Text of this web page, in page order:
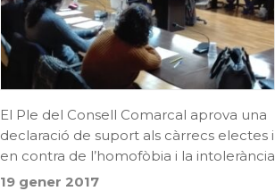
El Ple del Consell Comarcal aprova una
declaració de suport als càrrecs electes i
en contra de l’homofòbia i la intolerància
19 gener 2017